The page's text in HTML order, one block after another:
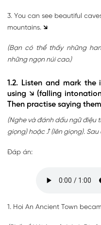
3. You can see beautiful
mountains. ↘
(Bạn có thể thấy những
những ngọn núi cao.)
1.2. Listen and mark the
using ↘ (falling
Then practise saying
(Nghe và đánh dấu ngữ điệu
giọng) hoặc ⤴ (lên giọng).
Đáp án:
1. Hoi An Ancient Town